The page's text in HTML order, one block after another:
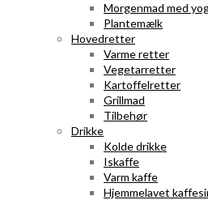
Morgenmad med
Plantemælk
Hovedretter
Varme retter
Vegetarretter
Kartoffelretter
Grillmad
Tilbehør
Drikke
Kolde drikke
Iskaffe
Varm kaffe
Hjemmelavet